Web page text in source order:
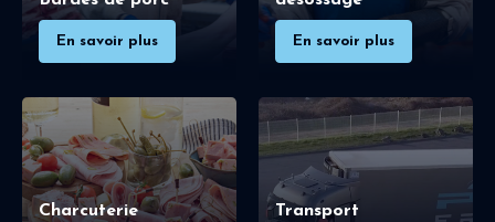
En savoir plus En savoir plus
Charcuterie
Transport